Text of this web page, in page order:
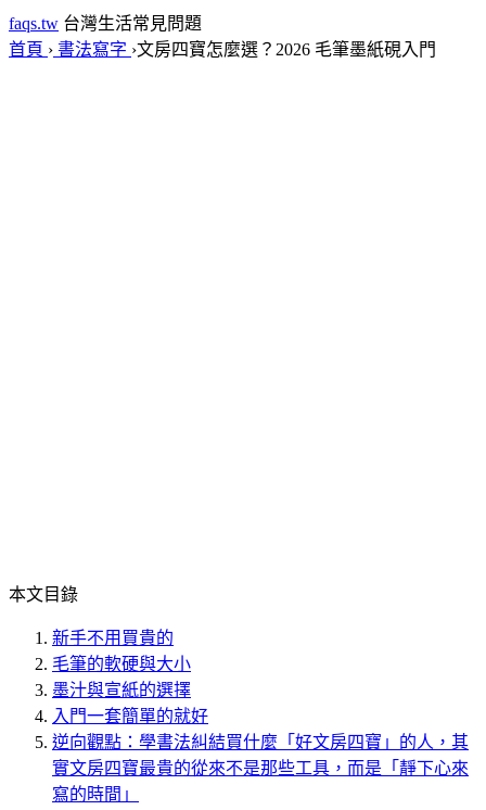
faqs.tw 台灣生活常見問題
首頁 › 書法寫字 ›文房四寶怎麼選？2026 毛筆墨紙硯入門
本文目錄
新手不用買貴的
毛筆的軟硬與大小
墨汁與宣紙的選擇
入門一套簡單的就好
逆向觀點：學書法糾結買什麼「好文房四寶」的人，其
實文房四寶最貴的從來不是那些工具，而是「靜下心來
寫的時間」